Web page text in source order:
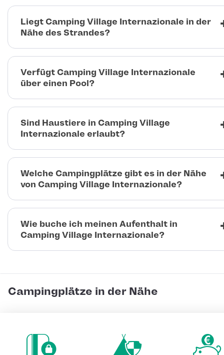
Liegt Camping Village Internazionale in der
Nähe des Strandes?
Verfügt Camping Village Internazionale
über einen Pool?
Sind Haustiere in Camping Village
Internazionale erlaubt?
Welche Campingplätze gibt es in der Nähe
von Camping Village Internazionale?
Wie buche ich meinen Aufenthalt in
Camping Village Internazionale?
Campingplätze in der Nähe